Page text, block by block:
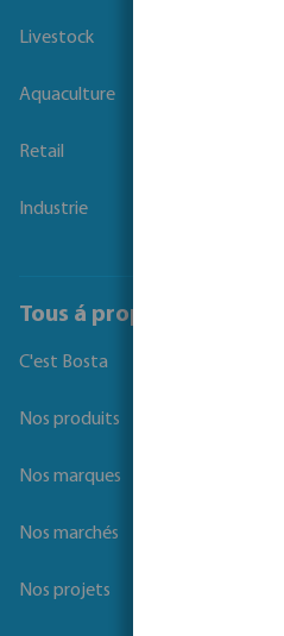
Livestock
Aquaculture
Retail
Industrie
Tous á propos de Bosta
C'est Bosta
Nos produits
Nos marques
Nos marchés
Nos projets